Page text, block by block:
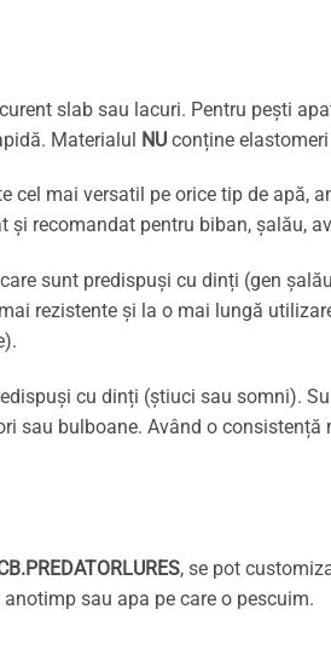
slab sau lacuri. Pentru pești
Materialul NU conține
mai versatil pe orice tip de apă,
recomandat pentru biban, șalău,
sunt predispuși cu dinți (gen
rezistente și la o mai lungă
cu dinți (știuci sau somni).
sau bulboane. Având o
, se pot
sau apa pe care o pescuim.